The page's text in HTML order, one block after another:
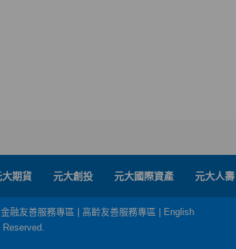
大期貨 元大創投 元大國際資產 元大人壽
金融友善服務專區 高齡友善服務專區
English